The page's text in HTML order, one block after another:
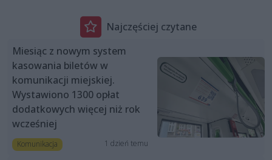
Najczęściej czytane
Miesiąc z nowym system
kasowania biletów w
komunikacji miejskiej.
Wystawiono 1300 opłat
dodatkowych więcej niż rok
wcześniej
Komunikacja 1 dzień temu